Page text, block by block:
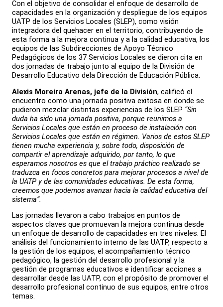
Con el objetivo de consolidar el enfoque de desarrollo de
capacidades en la organización y despliegue de los equipos
UATP de los Servicios Locales (SLEP), como visión
integradora del quehacer en el territorio, contribuyendo de
esta forma a la mejora continua y a la calidad educativa, los
equipos de las Subdirecciones de Apoyo Técnico
Pedagógicos de los 37 Servicios Locales se dieron cita en
dos jornadas de trabajo junto al equipo de la División de
Desarrollo Educativo dela Dirección de Educación Pública.
Alexis Moreira Arenas, jefe de la División, calificó el
encuentro como una jornada positiva exitosa en donde se
pudieron mezclar distintas experiencias de los SLEP “Sin
duda ha sido una jornada positiva, porque reunimos a
Servicios Locales que están en proceso de instalación con
Servicios Locales que están en régimen. Varios de estos SLEP
tienen mucha experiencia y, sobre todo, disposición de
compartir el aprendizaje adquirido, por tanto, lo que
esperamos nosotros es que el trabajo práctico realizado se
traduzca en focos concretos para mejorar procesos a nivel de
la UATP y de las comunidades educativas. De esta forma,
creemos que podemos avanzar hacia la calidad educativa del
sistema”.
Las jornadas llevaron a cabo trabajos en puntos de
aspectos claves que promuevan la mejora continua desde
un enfoque de desarrollo de capacidades en tres niveles. El
análisis del funcionamiento interno de las UATP, respecto a
la gestión de los equipos, el acompañamiento técnico
pedagógico, la gestión del desarrollo profesional y la
gestión de programas educativos e identificar acciones a
desarrollar desde las UATP, con el propósito de promover el
desarrollo profesional continuo de sus equipos, entre otros
temas.